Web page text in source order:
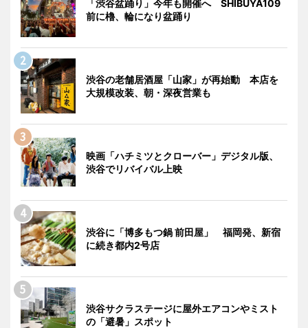
「渋谷盆踊り」今年も開催へ SHIBUYA109
前に櫓、輪になり盆踊り
渋谷の老舗居酒屋「山家」が再始動 本店を
大規模改装、朝・深夜営業も
映画「ハチミツとクローバー」デジタル版、
渋谷でリバイバル上映
渋谷に「博多もつ鍋 前田屋」 福岡発、新宿
に続き都内2号店
渋谷サクラステージに屋外エアコンやミスト
の「避暑」スポット